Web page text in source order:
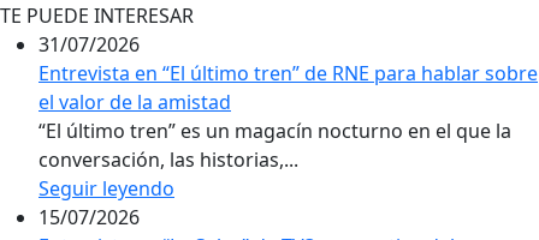
TE PUEDE INTERESAR
31/07/2026
Entrevista en “El último tren” de RNE para hablar sobre
el valor de la amistad
“El último tren” es un magacín nocturno en el que la
conversación, las historias,...
Seguir leyendo
15/07/2026